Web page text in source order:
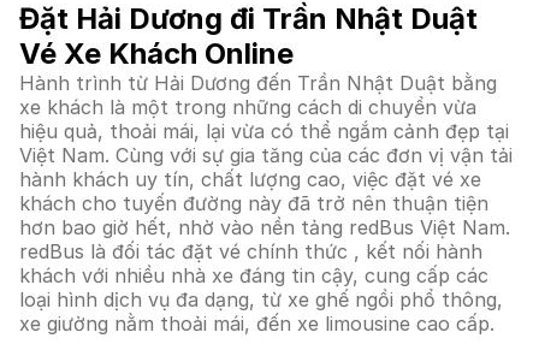
Đặt Hải Dương đi Trần Nhật Duật
Vé Xe Khách Online
Hành trình từ Hải Dương đến Trần Nhật Duật bằng
xe khách là một trong những cách di chuyển vừa
hiệu quả, thoải mái, lại vừa có thể ngắm cảnh đẹp tại
Việt Nam. Cùng với sự gia tăng của các đơn vị vận tải
hành khách uy tín, chất lượng cao, việc đặt vé xe
khách cho tuyến đường này đã trở nên thuận tiện
hơn bao giờ hết, nhờ vào nền tảng redBus Việt Nam.
redBus là đối tác đặt vé chính thức , kết nối hành
khách với nhiều nhà xe đáng tin cậy, cung cấp các
loại hình dịch vụ đa dạng, từ xe ghế ngồi phổ thông,
xe giường nằm thoải mái, đến xe limousine cao cấp.